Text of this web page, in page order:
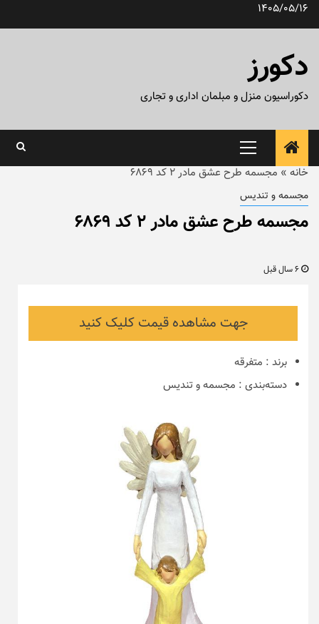
پرش1405/05/16
دکورز
دکوراسیون منزل و مبلمان اداری و تجاری
منوی
اصلی
خانه » مجسمه طرح عشق مادر ۲ کد ۶۸۶۹
مجسمه و تندیس
مجسمه طرح عشق مادر ۲ کد ۶۸۶۹
جهت مشاهده قیمت کلیک کنید
برند : متفرقه
دسته‌بندی : مجسمه و تندیس